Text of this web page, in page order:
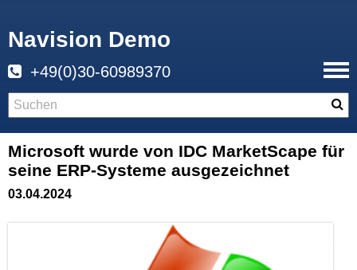
Navision Demo
+49(0)30-60989370
Microsoft wurde von IDC MarketScape für
seine ERP-Systeme ausgezeichnet
03.04.2024